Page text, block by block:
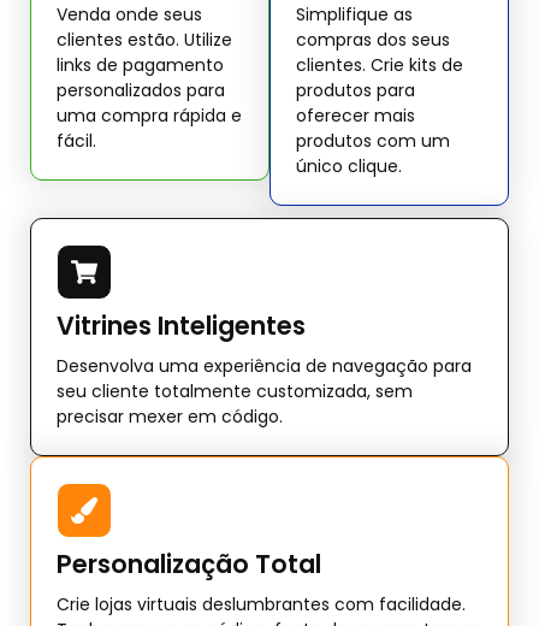
Venda onde seus
clientes estão. Utilize
links de pagamento
personalizados para
uma compra rápida e
fácil.
Simplifique as
compras dos seus
clientes. Crie kits de
produtos para
oferecer mais
produtos com um
único clique.
Vitrines Inteligentes
Desenvolva uma experiência de navegação para
seu cliente totalmente customizada, sem
precisar mexer em código.
Personalização Total
Crie lojas virtuais deslumbrantes com facilidade.